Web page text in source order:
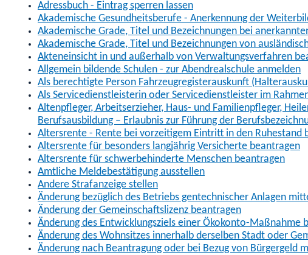
Adressbuch - Eintrag sperren lassen
Akademische Gesundheitsberufe - Anerkennung der
Akademische Grade, Titel und Bezeichnungen bei
Akademische Grade, Titel und Bezeichnungen von
Akteneinsicht in und außerhalb von Verwaltungsverfahren
Allgemein bildende Schulen - zur Abendrealschule anmelden
Als berechtigte Person Fahrzeugregisterauskunft
Als Servicedienstleisterin oder Servicedienstleister im
Altenpfleger, Arbeitserzieher, Haus- und Familienpfleger,
Berufsausbildung – Erlaubnis zur Führung der
Altersrente - Rente bei vorzeitigem Eintritt in den Ruhestand
Altersrente für besonders langjährig Versicherte beantragen
Altersrente für schwerbehinderte Menschen beantragen
Amtliche Meldebestätigung ausstellen
Andere Strafanzeige stellen
Änderung bezüglich des Betriebs gentechnischer Anlagen
Änderung der Gemeinschaftslizenz beantragen
Änderung des Entwicklungsziels einer Ökokonto-Maßnahme
Änderung des Wohnsitzes innerhalb derselben Stadt oder
Änderung nach Beantragung oder bei Bezug von Bürgergeld